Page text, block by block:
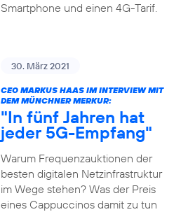
Smartphone und einen 4G-Tarif.
30. März 2021
CEO MARKUS HAAS IM INTERVIEW MIT
DEM MÜNCHNER MERKUR:
"In fünf Jahren hat
jeder 5G-Empfang"
Warum Frequenzauktionen der
besten digitalen Netzinfrastruktur
im Wege stehen? Was der Preis
eines Cappuccinos damit zu tun